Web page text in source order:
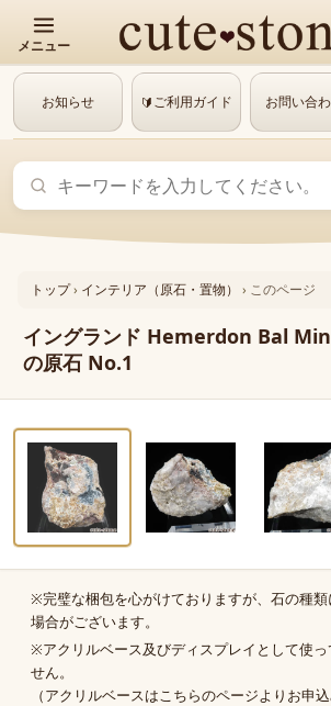
メニュー
お知らせ 🔰ご利用ガイド お問い合
トップ› インテリア（原石・置物） › このページ
イングランド Hemerdon Bal
の原石 No.1
‹
動画あり
商品の補足
※完璧な梱包を心がけておりますが、石の種
場合がございます。
※アクリルベース及びディスプレイとして使っ
せん。
（アクリルベースはこちらのページより お申